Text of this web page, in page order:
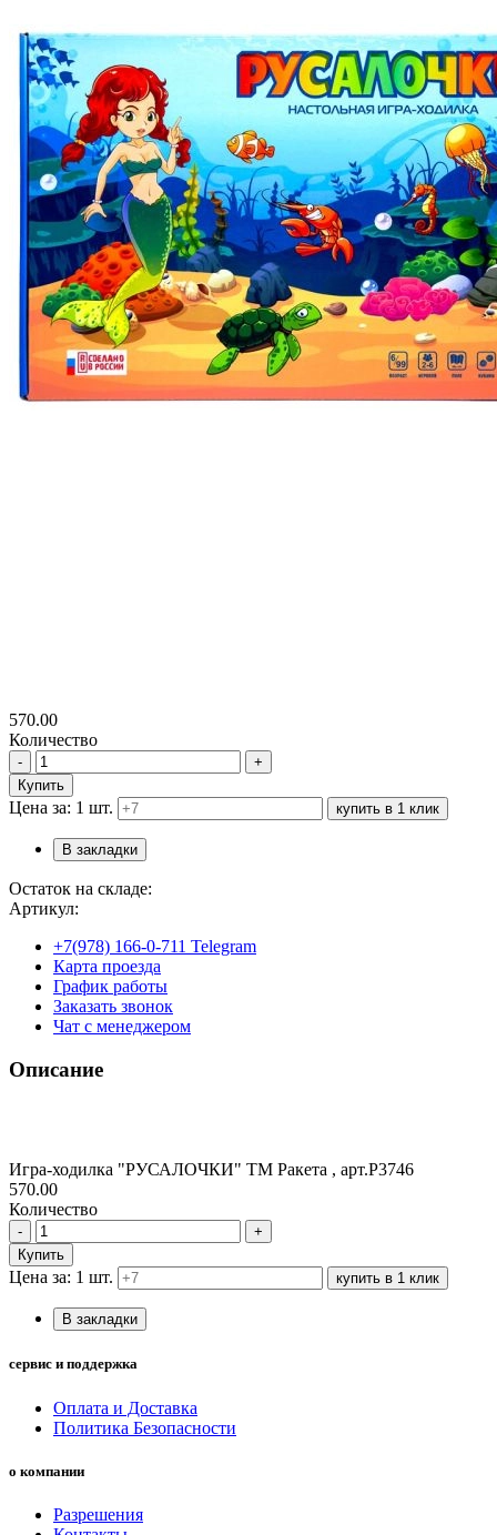
570.00
Количество
-
+
Купить
Цена за: 1 шт. купить в 1 клик
В закладки
Остаток на складе:
Артикул:
+7(978) 166-0-711 Telegram
Карта проезда
График работы
Заказать звонок
Чат с менеджером
Описание
Игра-ходилка "РУСАЛОЧКИ" ТМ Ракета , арт.Р3746
570.00
Количество
-
+
Купить
Цена за: 1 шт. купить в 1 клик
В закладки
сервис и поддержка
Оплата и Доставка
Политика Безопасности
о компании
Разрешения